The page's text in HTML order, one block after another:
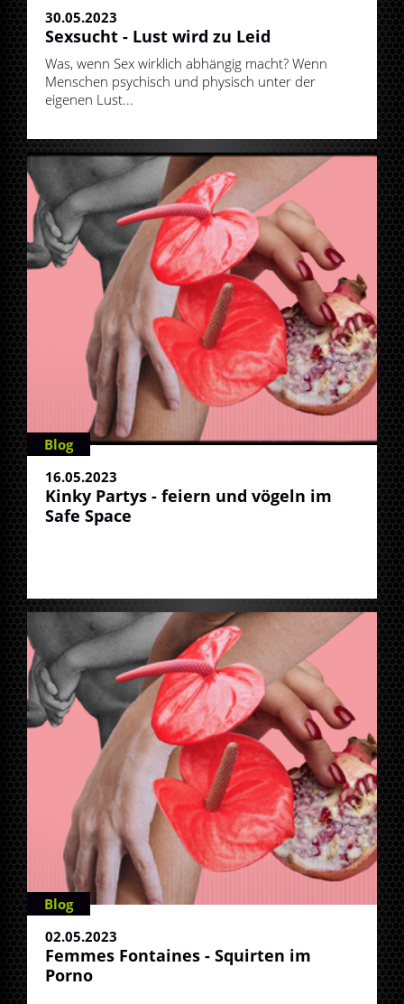
30.05.2023
Sexsucht - Lust wird zu Leid
Was, wenn Sex wirklich abhängig macht? Wenn
Menschen psychisch und physisch unter der
eigenen Lust...
Blog
16.05.2023
Kinky Partys - feiern und vögeln im
Safe Space
Blog
02.05.2023
Femmes Fontaines - Squirten im
Porno